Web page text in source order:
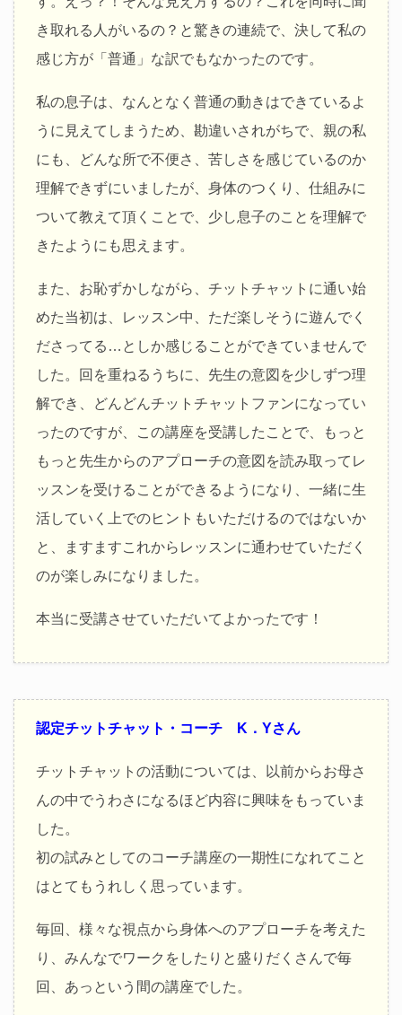
き取れる人がいるの？と驚きの連続で、決して私の
感じ方が「普通」な訳でもなかったのです。
私の息子は、なんとなく普通の動きはできているよ
うに見えてしまうため、勘違いされがちで、親の私
にも、どんな所で不便さ、苦しさを感じているのか
理解できずにいましたが、身体のつくり、仕組みに
ついて教えて頂くことで、少し息子のことを理解で
きたようにも思えます。
また、お恥ずかしながら、チットチャットに通い始
めた当初は、レッスン中、ただ楽しそうに遊んでく
ださってる…としか感じることができていませんで
した。回を重ねるうちに、先生の意図を少しずつ理
解でき、どんどんチットチャットファンになってい
ったのですが、この講座を受講したことで、もっと
もっと先生からのアプローチの意図を読み取ってレ
ッスンを受けることができるようになり、一緒に生
活していく上でのヒントもいただけるのではないか
と、ますますこれからレッスンに通わせていただく
のが楽しみになりました。
本当に受講させていただいてよかったです！
認定チットチャット・コーチ K．Yさん
チットチャットの活動については、以前からお母さ
んの中でうわさになるほど内容に興味をもっていま
した。
初の試みとしてのコーチ講座の一期性になれてこと
はとてもうれしく思っています。
毎回、様々な視点から身体へのアプローチを考えた
り、みんなでワークをしたりと盛りだくさんで毎
回、あっという間の講座でした。